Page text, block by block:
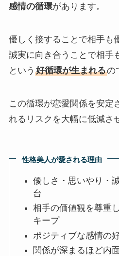
感情の循環があります。
優しく接することで相手も
誠実に向き合うことで相手
という 好循環が生まれるの
この循環が恋愛関係を安定
れるリスクを大幅に低減さ
性格美人が愛される理由
優しさ・思いやり・
台
相手の価値観を尊重
キープ
ポジティブな感情の
関係が深まるほど内